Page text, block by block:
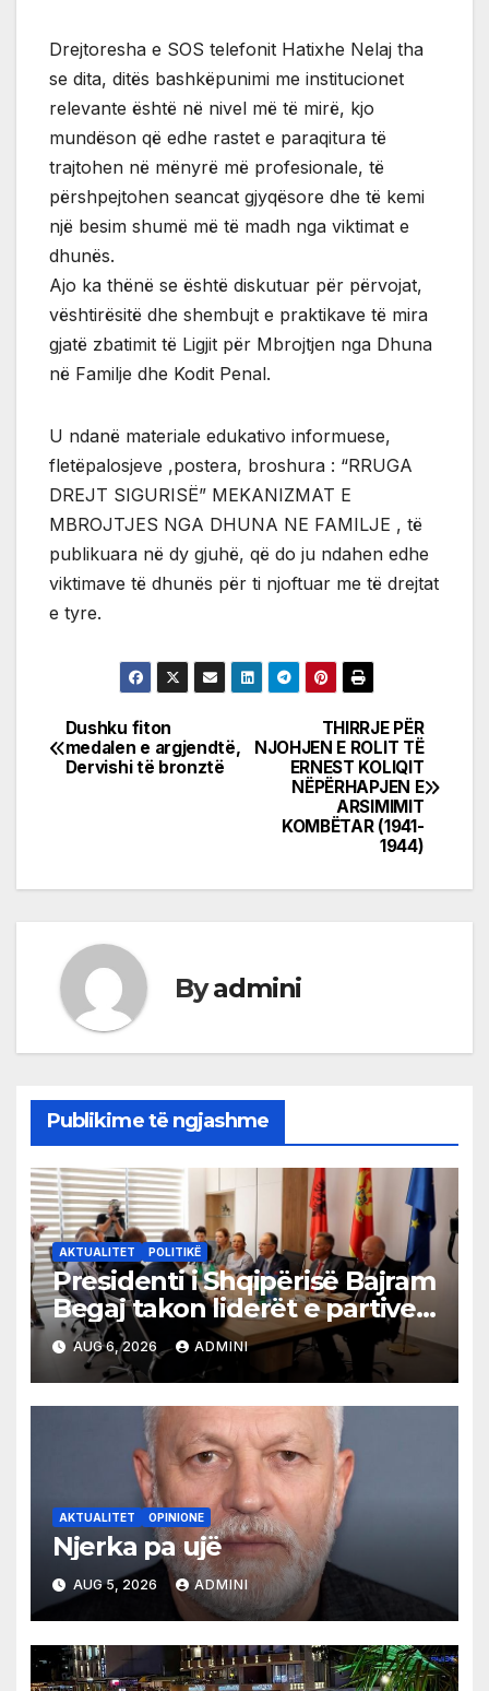
Drejtoresha e SOS telefonit Hatixhe Nelaj tha
se dita, ditës bashkëpunimi me institucionet
relevante është në nivel më të mirë, kjo
mundëson që edhe rastet e paraqitura të
trajtohen në mënyrë më profesionale, të
përshpejtohen seancat gjyqësore dhe të kemi
një besim shumë më të madh nga viktimat e
dhunës.
Ajo ka thënë se është diskutuar për përvojat,
vështirësitë dhe shembujt e praktikave të mira
gjatë zbatimit të Ligjit për Mbrojtjen nga Dhuna
në Familje dhe Kodit Penal.
U ndanë materiale edukativo informuese,
fletëpalosjeve ,postera, broshura : “RRUGA
DREJT SIGURISË” MEKANIZMAT E
MBROJTJES NGA DHUNA NE FAMILJE , të
publikuara në dy gjuhë, që do ju ndahen edhe
viktimave të dhunës për ti njoftuar me të drejtat
e tyre.
Post
navigation
THIRRJE PËR
NJOHJEN E ROLIT TË
ERNEST KOLIQIT
NËPËRHAPJEN E
ARSIMIMIT
KOMBËTAR (1941-
1944)
Dushku fiton
medalen e argjendtë,
Dervishi të bronztë
Byadmini
Publikime të ngjashme
AKTUALITET POLITIKË
Presidenti i Shqipërisë Bajram
Begaj takon liderët e partive
shqiptare në Ulqin
AUG 6, 2026 ADMINI
AKTUALITET OPINIONE
Njerka pa ujë
AUG 5, 2026 ADMINI